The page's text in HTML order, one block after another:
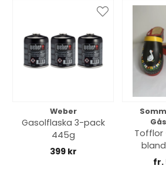
Weber
Gasolflaska 3-pack
445g
399 kr
Tofflor
fr.